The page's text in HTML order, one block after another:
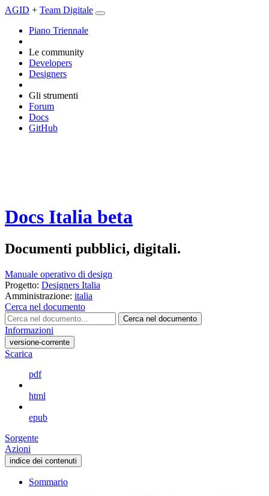
AGID + Team Digitale
Piano Triennale
Le community
Developers
Designers
Gli strumenti
Forum
Docs
GitHub
Docs Italia beta
Documenti pubblici, digitali.
Manuale operativo di design
Progetto: Designers Italia
Amministrazione: italia
Cerca nel documento
Cerca nel documento
Informazioni
versione-corrente
Scarica
pdf
html
epub
Sorgente
Azioni
indice dei contenuti
Sommario